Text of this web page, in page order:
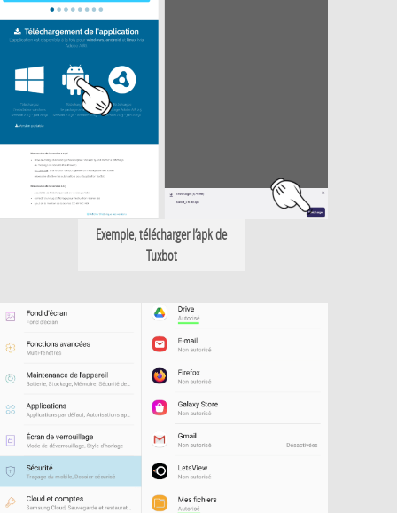
Exemple, télécharger l’apk de
Tuxbot